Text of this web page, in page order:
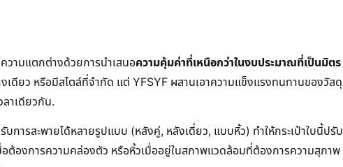
วามแตกต่างด้วยการนำเสนอความคุ้มค่าที่เหนือกว่าในงบประมาณที่เป็นมิตร
ดียว หรือมีสไตล์ที่จำกัด แต่ YFSYF ผสานเอาความแข็งแรงทนทานของวัส
ลาเดียวกัน.
การสะพายได้หลายรูปแบบ (หลังคู่, หลังเดี่ยว, แบบหิ้ว) ทำให้กระเป๋าใบนี้ป
อต้องการความคล่องตัว หรือหิ้วเมื่ออยู่ในสภาพแวดล้อมที่ต้องการความสุภ